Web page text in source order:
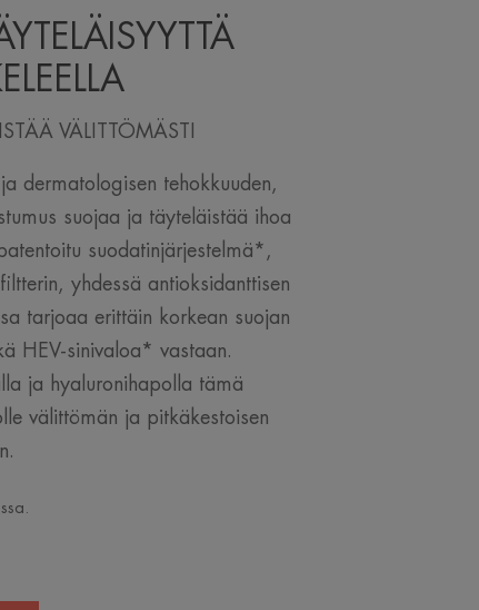
VÄLITTÖMÄSTI
dermatologisen tehokkuuden,
suojaa ja täyteläistää ihoa
suodatinjärjestelmä*,
yhdessä antioksidanttisen
tarjoaa erittäin korkean suojan
HEV-sinivaloa* vastaan.
ja hyaluronihapolla tämä
välittömän ja pitkäkestoisen